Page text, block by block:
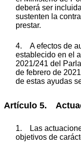
deberá ser
sustenten la
prestar.
4. A efectos de
establecido en el
2021/241 del
de febrero de
de estas ayudas
Artículo 5.
1. Las
objetivos de